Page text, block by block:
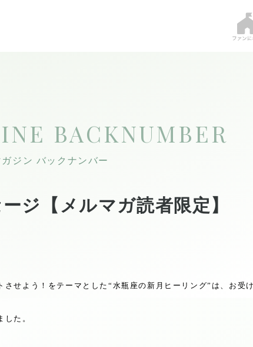
BACKNUMBER
ガジン バックナンバー
ジ【メルマガ読者限定】
させよう！をテーマとした “水瓶座の新月ヒーリング” は、お受
た。